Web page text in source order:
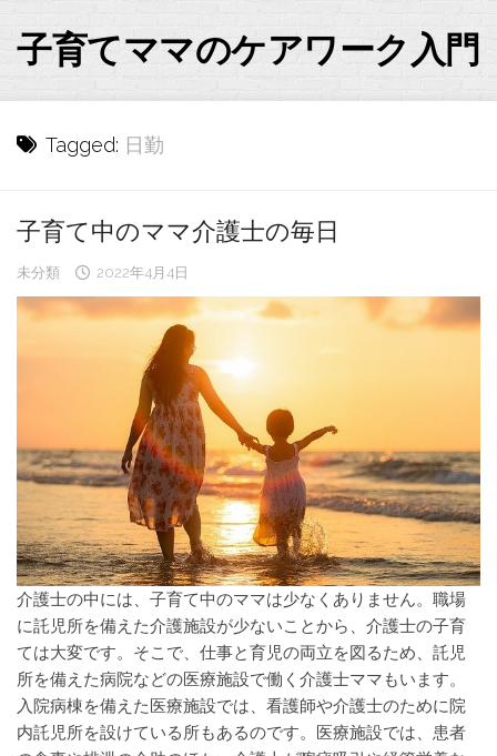
content
子育てママのケアワーク入門
Tagged: 日勤
子育て中のママ介護士の毎日
未分類 2022年4月4日
介護士の中には、子育て中のママは少なくありません。職場
に託児所を備えた介護施設が少ないことから、介護士の子育
ては大変です。そこで、仕事と育児の両立を図るため、託児
所を備えた病院などの医療施設で働く介護士ママもいます。
入院病棟を備えた医療施設では、看護師や介護士のために院
内託児所を設けている所もあるのです。医療施設では、患者